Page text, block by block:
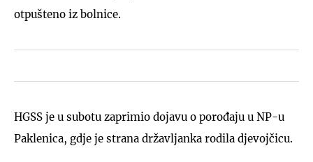
otpušteno iz bolnice.
HGSS je u subotu zaprimio dojavu o porođaju u NP-u
Paklenica, gdje je strana državljanka rodila djevojčicu.